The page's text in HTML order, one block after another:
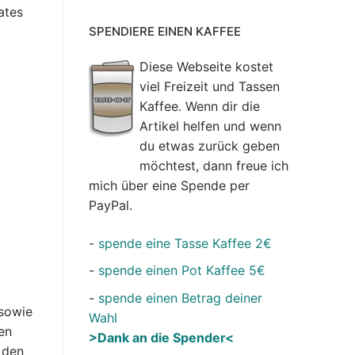
SPENDIERE EINEN KAFFEE
Diese Webseite kostet
viel Freizeit und Tassen
Kaffee. Wenn dir die
Artikel helfen und wenn
du etwas zurück geben
möchtest, dann freue ich
mich über eine Spende per
PayPal.
- spende eine Tasse Kaffee 2€
- spende einen Pot Kaffee 5€
- spende einen Betrag deiner
Wahl
>Dank an die Spender<